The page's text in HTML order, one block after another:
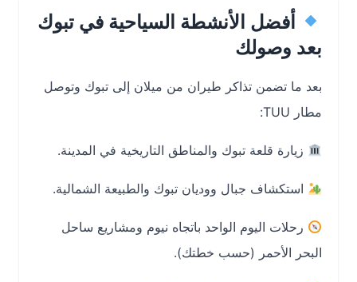
أفضل الأنشطة السياحية في تبوك
بعد وصولك
بعد ما تضمن تذاكر طيران من ميلان إلى تبوك وتوصل
زيارة قلعة تبوك والمناطق التاريخية في المدينة.
استكشاف جبال ووديان تبوك والطبيعة الشمالية.
رحلات اليوم الواحد باتجاه نيوم ومشاريع ساحل
البحر الأحمر (حسب خطتك).